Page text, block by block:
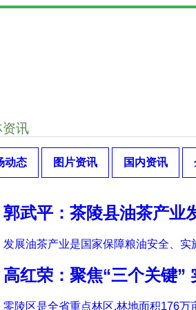
讯
动态 图片资讯 国内资讯
郭武平：茶陵县油茶产业
发展油茶产业是国家保障粮油安全、
高红荣：聚焦“三个关键”
零陵区是全省重点林区,林地面积176